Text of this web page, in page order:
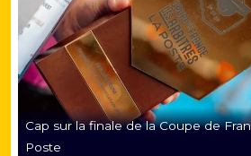
Cap sur la finale de la Coupe de
Poste